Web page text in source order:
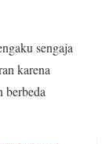
sengaja
karena
berbeda